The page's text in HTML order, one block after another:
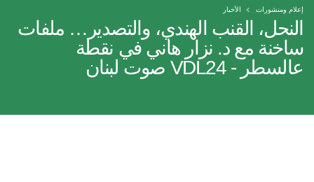
النحل، القنب الهندي، والتصدير… ملفات
ساخنة مع د. نزار هاني في نقطة
عالسطر - VDL24 صوت لبنان
إعلام ومنشورات الأخبار